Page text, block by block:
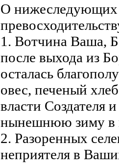
О нижеследующих
1. Вотчина Ваша,
после выхода из
осталась
овес, печеный
власти Создателя
нынешнюю зиму в
2. Разоренных
неприятеля в